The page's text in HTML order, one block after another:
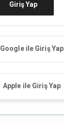
Giriş Yap
Google ile Giriş Yap
Apple ile Giriş Yap